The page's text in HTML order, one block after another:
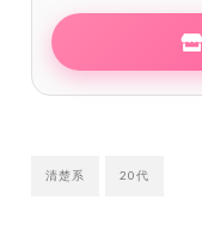
清楚系 20代